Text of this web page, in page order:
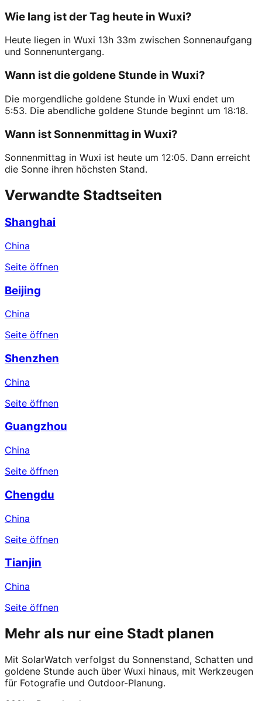
Wie lang ist der Tag heute in Wuxi?
Heute liegen in Wuxi 13h 33m zwischen Sonnenaufgang
und Sonnenuntergang.
Wann ist die goldene Stunde in Wuxi?
Die morgendliche goldene Stunde in Wuxi endet um
5:53. Die abendliche goldene Stunde beginnt um 18:18.
Wann ist Sonnenmittag in Wuxi?
Sonnenmittag in Wuxi ist heute um 12:05. Dann erreicht
die Sonne ihren höchsten Stand.
Verwandte Stadtseiten
Shanghai
China
Seite öffnen
Beijing
China
Seite öffnen
Shenzhen
China
Seite öffnen
Guangzhou
China
Seite öffnen
Chengdu
China
Seite öffnen
Tianjin
China
Seite öffnen
Mehr als nur eine Stadt planen
Mit SolarWatch verfolgst du Sonnenstand, Schatten und
goldene Stunde auch über Wuxi hinaus, mit Werkzeugen
für Fotografie und Outdoor-Planung.